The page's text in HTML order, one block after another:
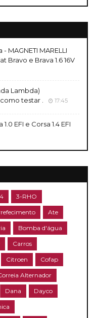
MAGNETI MARELLI
Bravo e Brava 1.6 16V
Lambda)
testar .
17:45
EFI e Corsa 1.4 EFI
3-RHO
Ate
Bomba d'água
Carros
Citroen Cofap
Alternador
Dana Dayco